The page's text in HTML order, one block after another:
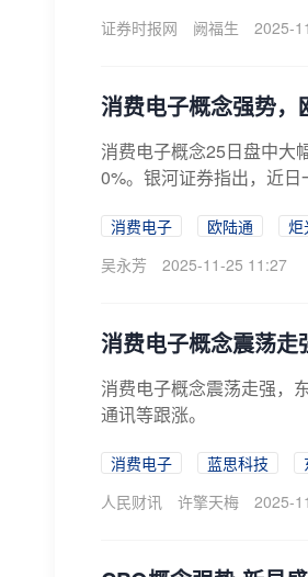
证券时报网 阙福生 2025-
消费电子概念强势
消费电子概念25日盘中大
0%。银河证券指出，近
消费电子 欧陆通
炬
吴永芳
2025-11-25 11:27
消费电子概念震荡
消费电子概念震荡走强，
通讯等跟涨。
消费电子 蓝思科技
人民财讯
许擎天梅 2025-